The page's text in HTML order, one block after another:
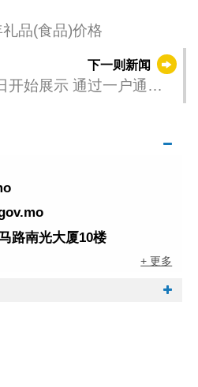
品(食品)价格
下一则新闻
开始展示 通过一户通亦
路南光大厦10楼
+ 更多